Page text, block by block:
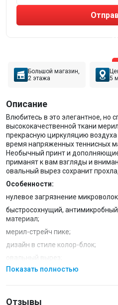
Большой магазин,
2 этажа
5
Описание
Влюбитесь в это элегантное, но
высококачественной ткани
прекрасную циркуляцию
время напряженных теннисных
Необычный принт и
приманят к вам взгляды и
овальный вырез сохранит
Особенности:
нулевое загрязнение
быстросохнущий,
материал;
мерил-стрейч пике;
дизайн в стиле колор-блок;
овальный вырез;
покрой без рукавов;
Показать полностью
Отзывы